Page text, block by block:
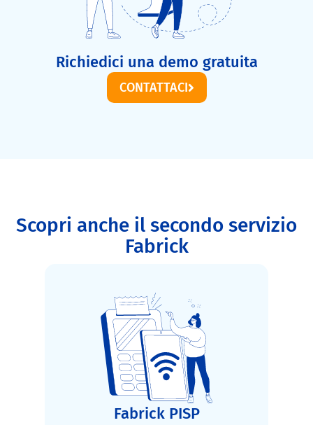
Richiedici una demo gratuita
CONTATTACI
Scopri anche il secondo servizio
Fabrick
Fabrick PISP